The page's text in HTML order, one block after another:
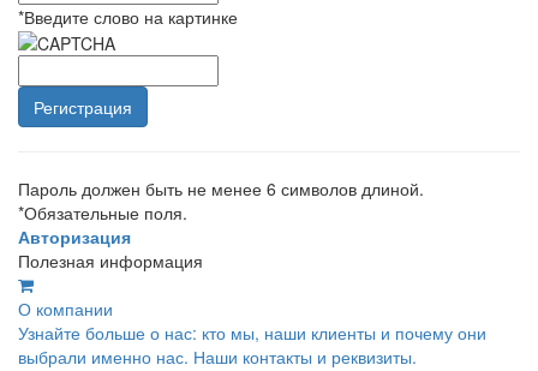
*Введите слово на картинке
Пароль должен быть не менее 6 символов длиной.
*Обязательные поля.
Авторизация
Полезная информация
О компании
Узнайте больше о нас: кто мы, наши клиенты и почему они
выбрали именно нас. Наши контакты и реквизиты.